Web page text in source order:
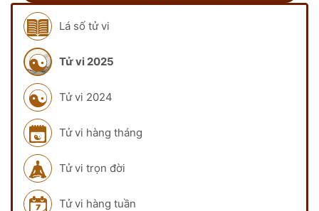
Lá số tử vi
Tử vi 2025
Tử vi 2024
Tử vi hàng tháng
Tử vi trọn đời
Tử vi hàng tuần